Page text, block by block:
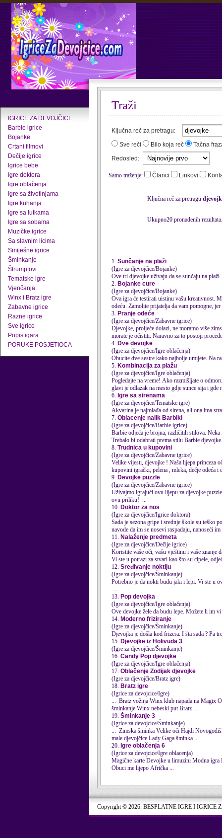
IGRICE ZA DEVOJČICE
Barbie igrice
Bojanke
Crtani filmovi
Dečije igrice
Igrice bebe
Igre doktora
Igre oblačenja
Igre sa životinjama
Igre kuhanja
Igre sa lutkama
Igre sa sobama
Muzičke igrice
Sa slavnim licima
Smiješne igrice
Šminkanje
Štrumpfovi
Tematske igre
Vjenčanja
Winx i Bratz igre
Zabavne igrice
Razne igrice
Sve igrice
Popis igara
PORUKE POSJETIOCA
Traži
Ključna reč za pretragu:
Sve reči
Bilo koja reč
Tačna
Redosled:
Samo traženje: Članci Linkovi
Ključna reč za pretragu
Ukupno20 pronađenih rezultata.
1. Sunčanje na plaži
(Igre za djevojčice/Bojanke)
Ove tri djevojke uživaju da se sunčaju na
2. Bojanke cure
(Igre za djevojčice/Bojanke)
Ova igra će testirati uistinu vašu kreativnost.
odeću. Zamolite prijatelja da vam pomogne,
3. Pranje odeće
(Igre za djevojčice/Zabavne igrice)
Djevojke, proljeće dolazi, ne moramo više
morate je očistiti. Naravno za to postoji
4. Dve devojke
(Igre za djevojčice/Igre oblačenja)
Obucite dve sestre kako najbolje umijete. Na
5. Kombinacija za plažu
(Igre za djevojčice/Igre oblačenja)
Pogledajte na vreme! Ako razmišljate o
glavi je odlazak na mesto gdje sunce sija i gde
6. Igre sa sirenama
(Igre za djevojčice/Tematske igre)
Akvarina je najmlađa od sirena, ali ona ima
7. Oblacenje nalik Barbiki
(Igre za djevojčice/Barbie igrice)
Barbie odjeća je brojna, različitih stilova.
Trebalo bi odabrati prema stilu Barbie djevojke
8. Trudnica u kupovini
(Igre za djevojčice/Zabavne igrice)
Velike vijesti, djevojke ! Naša lijepa princeza
kupovini igrački, pelena , mleka, dečje odeća i
9. Devojke puzzle
(Igre za djevojčice/Zabavne igrice)
Uživajmo igrajući ovu lijepu za djevojke
ovu priliku! ...
10. Doktor za nos
(Igre za djevojčice/Igrice doktora)
Sada je sezona gripe i srednje škole su teško
navode da im se nosevi raspadaju, nanoseći
11. Nalaženje predmeta
(Igre za djevojčice/Dečije igrice)
Koristite vaše oči, vašu vještinu i
Vi ste u potrazi za stvari kao što su cipele,
12. Sređivanje noktiju
(Igre za djevojčice/Šminkanje)
Potrebno je da nokti budu jaki i lepi. Vi ste u
...
13. Pop devojka
(Igre za djevojčice/Igre oblačenja)
Ove devojke žele da budu lepe. Možete li im
14. Moderno friziranje
(Igre za djevojčice/Šminkanje)
Djevojka je došla kod frizera. I šta sada ? Pa
15. Djevojke iz Holivuda 3
(Igre za djevojčice/Šminkanje)
16. Candy Pop djevojke
(Igre za djevojčice/Igre oblačenja)
17. Oblačenje Zodijak djevojke
(Igre za djevojčice/Bratz igre)
18. Bratz igre
(Igrice za devojcice/Igre)
...
šminkanje Winx nebeski put Bratz ...
19. Šminkanje 3
(Igrice za devojcice/Šminkanje)
... Zimska šminka Velike
male djevojčice Lady Gaga šminka ...
20. Igre oblačenja 6
(Igrice za devojcice/Igre oblacenja)
Obuci me lijepo Afrička ...
Copyright © 2026. BESPLATNE IGRE I IGRICE